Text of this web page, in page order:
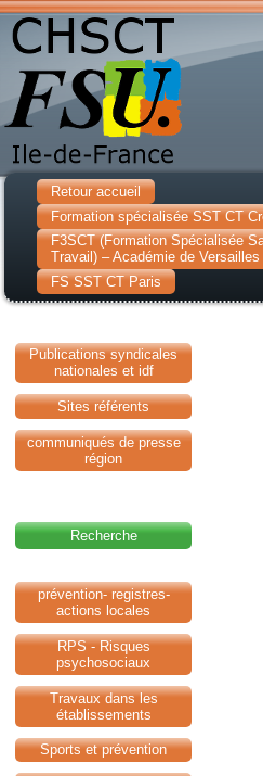
Retour accueil
Formation spécialisée SST CT
F3SCT (Formation Spécialisée
Travail) – Académie de Versailles
FS SST CT Paris
Publications syndicales
nationales et idf
Sites référents
communiqués de presse
région
Recherche
prévention- registres-
actions locales
RPS - Risques
psychosociaux
Travaux dans les
établissements
Sports et prévention